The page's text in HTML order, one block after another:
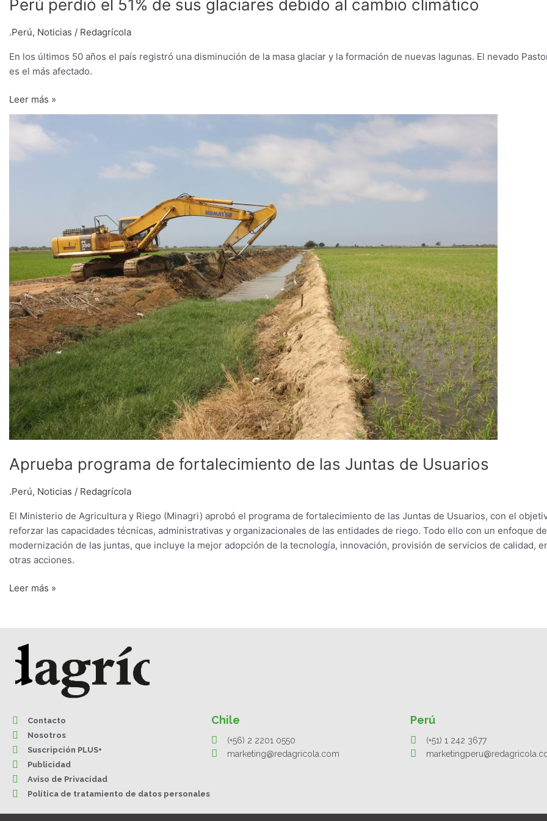
Perú perdió el 51% de sus glaciares debido al cambio climático
.Perú, Noticias / Redagrícola
En los últimos 50 años el país registró una disminución de la masa glaciar y la formación de nuevas lagunas. El nevado
es el más afectado.
Leer más »
Aprueba programa de fortalecimiento de las Juntas de Usuarios
.Perú, Noticias / Redagrícola
El Ministerio de Agricultura y Riego (Minagri) aprobó el programa de fortalecimiento de las Juntas de Usuarios, con el
reforzar las capacidades técnicas, administrativas y organizacionales de las entidades de riego. Todo ello con un enfoque de
modernización de las juntas, que incluye la mejor adopción de la tecnología, innovación, provisión de servicios de calidad,
otras acciones.
programa
Leer más »
Contacto
Nosotros
Suscripción PLUS+
Publicidad
Aviso de Privacidad
Política de tratamiento de datos personales
Chile
(+56) 2 2201 0550
marketing@redagricola.com
Perú
(+51) 1 242 3677